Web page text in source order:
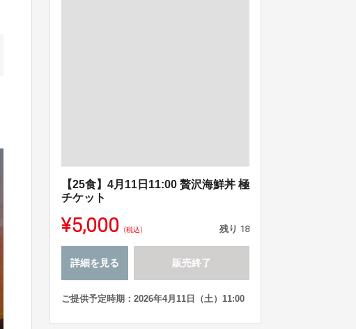
【25食】4月11日11:00 贅沢海鮮丼 極
チケット
¥5,000 (税込) 残り 18
詳細を見る 販売終了
ご提供予定時期：2026年4月11日（土）11:00